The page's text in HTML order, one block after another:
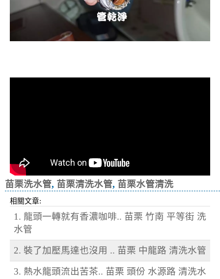
苗栗洗水管, 苗栗清洗水管, 苗栗水管清洗
相關文章:
1. 龍頭一轉就有香濃咖啡.. 苗栗 竹南 平等街 洗
水管
2. 裝了加壓馬達也沒用 .. 苗栗 中龍路 清洗水管
3. 熱水龍頭流出苦茶.. 苗栗 頭份 水源路 清洗水